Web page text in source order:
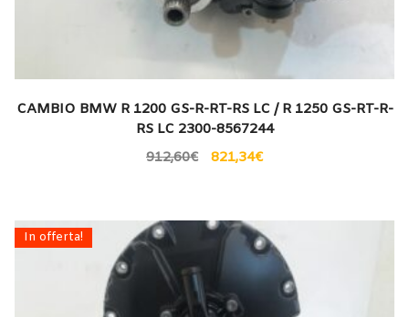
CAMBIO BMW R 1200 GS-R-RT-RS LC / R 1250 GS-RT-R-
RS LC 2300-8567244
912,60€ 821,34€
In offerta!